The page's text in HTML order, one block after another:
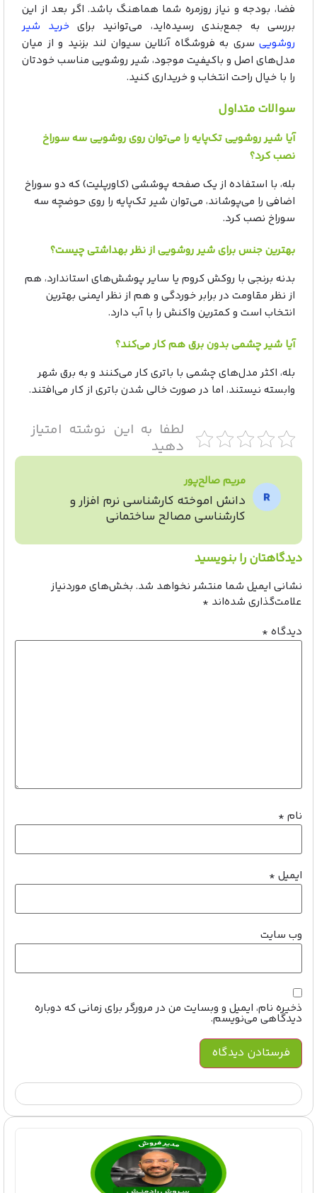
فضا، بودجه و نیاز روزمره شما هماهنگ باشد. اگر بعد از این
بررسی به جمع‌بندی رسیده‌اید، می‌توانید برای خرید شیر
روشویی سری به فروشگاه آنلاین سیوان لند بزنید و از میان
مدل‌های اصل و باکیفیت موجود، شیر روشویی مناسب خودتان
را با خیال راحت انتخاب و خریداری کنید.
سوالات متداول
آیا شیر روشویی تک‌پایه را می‌توان روی روشویی سه‌ سوراخ
نصب کرد؟
بله، با استفاده از یک صفحه پوششی (کاورپلیت) که دو سوراخ
اضافی را می‌پوشاند، می‌توان شیر تک‌پایه را روی حوضچه سه‌
سوراخ نصب کرد.
بهترین جنس برای شیر روشویی از نظر بهداشتی چیست؟
بدنه برنجی با روکش کروم یا سایر پوشش‌های استاندارد، هم
از نظر مقاومت در برابر خوردگی و هم از نظر ایمنی بهترین
انتخاب است و کمترین واکنش را با آب دارد.
آیا شیر چشمی بدون برق هم کار می‌کند؟
بله، اکثر مدل‌های چشمی با باتری کار می‌کنند و به برق شهر
وابسته نیستند، اما در صورت خالی شدن باتری از کار می‌افتند.
لطفا به این نوشته امتیاز
دهید
مریم صالح‌پور
دانش اموخته کارشناسی نرم افزار و
کارشناسی مصالح ساختمانی
دیدگاهتان را بنویسید
نشانی ایمیل شما منتشر نخواهد شد. بخش‌های موردنیاز
علامت‌گذاری شده‌اند *
دیدگاه *
نام *
ایمیل *
وب‌ سایت
ذخیره نام، ایمیل و وبسایت من در مرورگر برای زمانی که دوباره
دیدگاهی می‌نویسم.